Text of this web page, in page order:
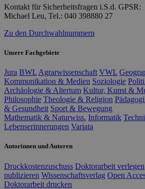
Kontakt für Sicherheitsfragen i.S.d. GPSR:
Michael Leu, Tel.: 040 398880 27
Zu den Durchwahlnummern
Unsere Fachgebiete
Jura BWL Agrarwissenschaft VWL
Kommunikation & Medien Soziologie
Archäologie & Altertum Kultur, Kunst &
Philosophie Theologie & Religion
& Gesundheit Sport & Bewegung
Mathematik & Naturwiss. Informatik
Lebenserinnerungen Variata
Autorinnen und Autoren
Druckkostenzuschuss Doktorarbeit verlegen
publizieren Wissenschaftsverlag Open
Doktorarbeit drucken